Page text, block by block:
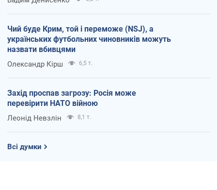
Чий буде Крим, той і переможе (NSJ), а
українських футбольних чиновників можуть
назвати вбивцями
Олександр Кірш 6,5 т.
Захід проспав загрозу: Росія може
перевірити НАТО війною
Леонід Невзлін 8,1 т.
Всі думки